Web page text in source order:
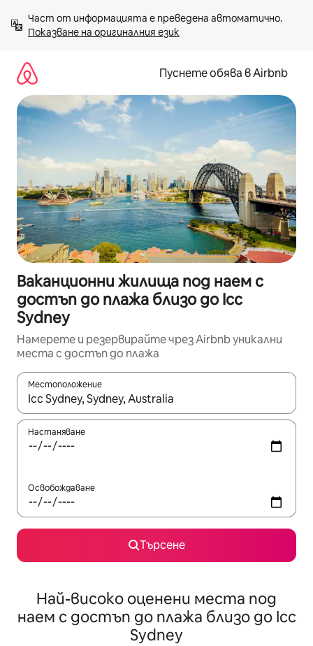
към
съдържанието
Показване на оригиналния език
Пуснете обява в Airbnb
Ваканционни жилища под наем с
достъп до плажа близо до Icc
Sydney
Намерете и резервирайте чрез Airbnb уникални
места с достъп до плажа
Местоположение
Когато резултатите се покажат, използвайте
Настаняване
Освобождаване
Търсене
Най-високо оценени места под
наем с достъп до плажа близо до Icc
Sydney